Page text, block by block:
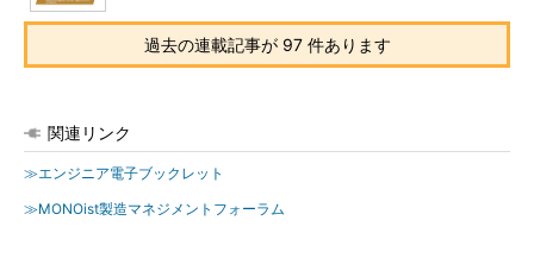
過去の連載記事が 97 件あります
関連リンク
≫エンジニア電子ブックレット
≫MONOist製造マネジメントフォーラム